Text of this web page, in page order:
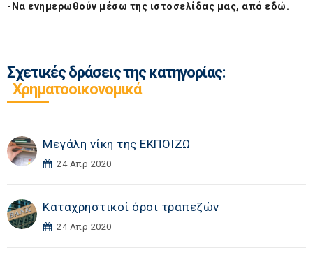
-Να ενημερωθούν μέσω της ιστοσελίδας μας, από εδώ.
Σχετικές δράσεις της κατηγορίας:
Χρηματοοικονομικά
Μεγάλη νίκη της ΕΚΠΟΙΖΩ
24 Απρ 2020
Καταχρηστικοί όροι τραπεζών
24 Απρ 2020